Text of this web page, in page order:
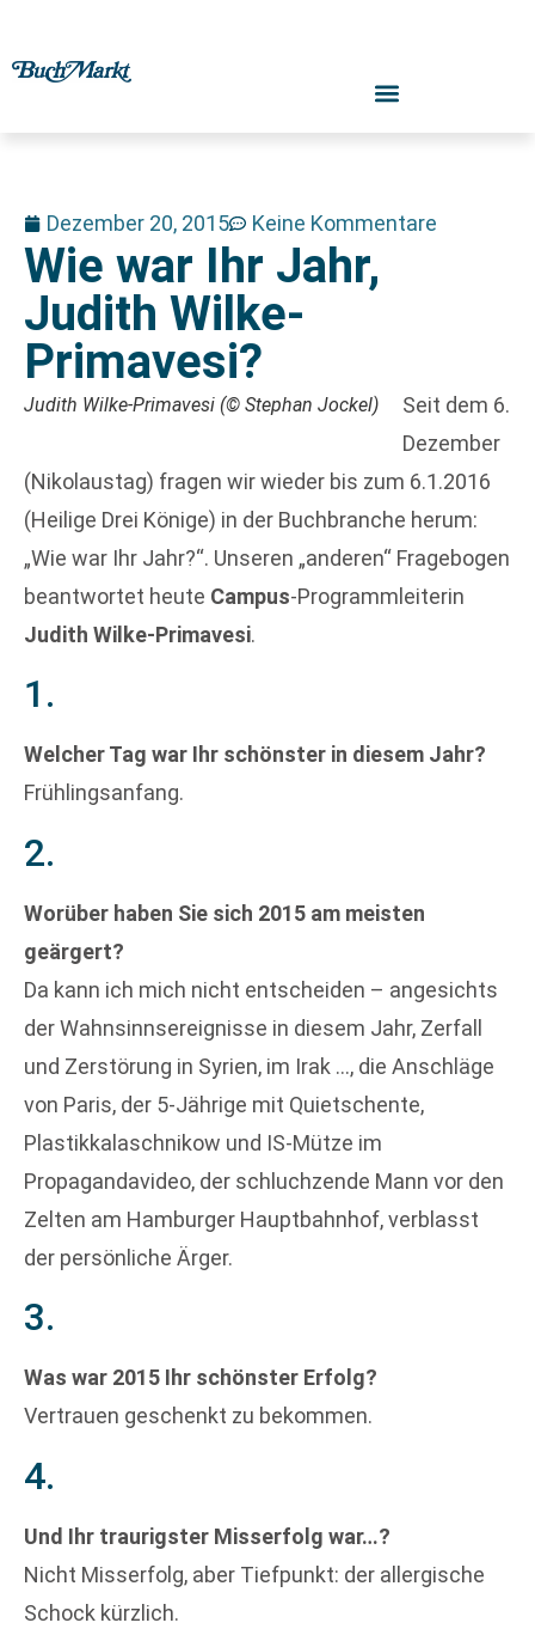
Dezember 20, 2015 Keine Kommentare
Wie war Ihr Jahr,
Judith Wilke-
Primavesi?
Judith Wilke-Primavesi (© Stephan Jockel)
Seit dem 6.
Dezember
(Nikolaustag) fragen wir wieder bis zum 6.1.2016
(Heilige Drei Könige) in der Buchbranche herum:
„Wie war Ihr Jahr?“. Unseren „anderen“ Fragebogen
beantwortet heute Campus-Programmleiterin
Judith Wilke-Primavesi.
1.
Welcher Tag war Ihr schönster in diesem Jahr?
Frühlingsanfang.
2.
Worüber haben Sie sich 2015 am meisten
geärgert?
Da kann ich mich nicht entscheiden – angesichts
der Wahnsinnsereignisse in diesem Jahr, Zerfall
und Zerstörung in Syrien, im Irak …, die Anschläge
von Paris, der 5-Jährige mit Quietschente,
Plastikkalaschnikow und IS-Mütze im
Propagandavideo, der schluchzende Mann vor den
Zelten am Hamburger Hauptbahnhof, verblasst
der persönliche Ärger.
3.
Was war 2015 Ihr schönster Erfolg?
Vertrauen geschenkt zu bekommen.
4.
Und Ihr traurigster Misserfolg war…?
Nicht Misserfolg, aber Tiefpunkt: der allergische
Schock kürzlich.